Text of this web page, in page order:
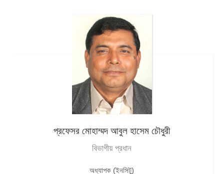
প্রফেসর মোহাম্মদ আবুল হাসেম চৌধুরী
বিভাগীয় প্রধান
অধ্যাপক (ইনসিটু)